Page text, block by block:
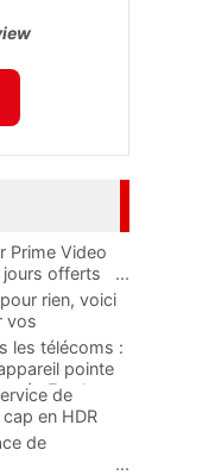
Prime Video
jours offerts
...
rien, voici
vos
...
les télécoms :
pointe
Freebox...
de
en HDR
de
...